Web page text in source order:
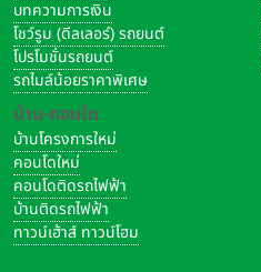
บทความการเงิน
โชว์รูม (ดีลเลอร์) รถยนต์
โปรโมชั่นรถยนต์
รถไมล์น้อยราคาพิเศษ
บ้าน-คอนโด
บ้านโครงการใหม่
คอนโดใหม่
คอนโดติดรถไฟฟ้า
บ้านติดรถไฟฟ้า
ทาวน์เฮ้าส์ ทาวน์โฮม